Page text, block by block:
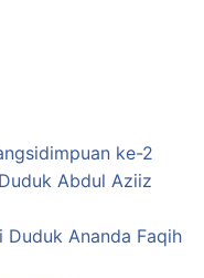
ke-2
Abdul Aziiz
Duduk Ananda Faqih